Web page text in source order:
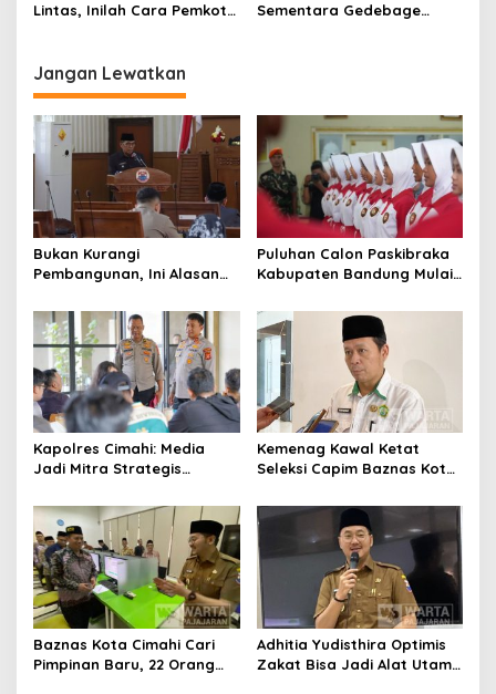
Lintas, Inilah Cara Pemkot
Sementara Gedebage
Jangan Lewatkan
Bukan Kurangi
Pembangunan, Ini Alasan
Pengurangan Belanja
Daerah
Puluhan Calon Paskibraka
Kabupaten Bandung Mulai
Kapolres Cimahi: Media
Jadi Mitra Strategis
Publik
Kemenag Kawal Ketat
Seleksi Capim Baznas Kota
Komisioner Baznas
Berintegritas
Baznas Kota Cimahi Cari
Pimpinan Baru, 22 Orang
Adhitia Yudisthira Optimis
Zakat Bisa Jadi Alat Utama